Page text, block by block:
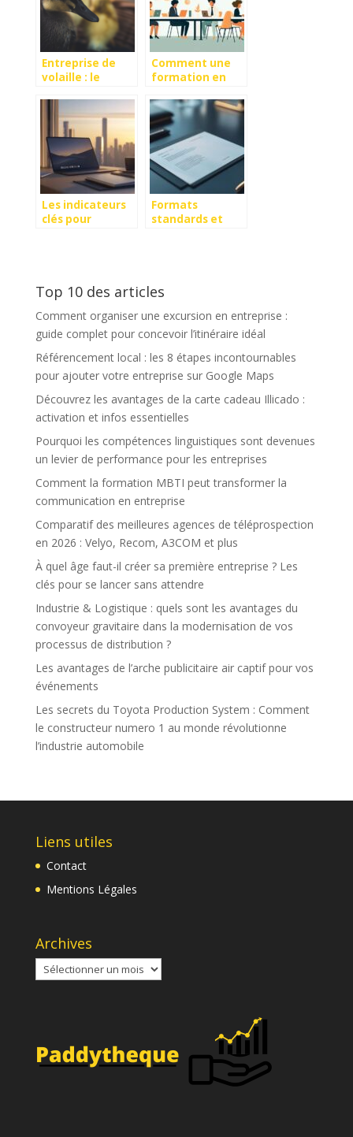
Entreprise de
volaille : le
l’aviculteur a la
loupe !
Comment une
formation en
interpersonnelle
peut
transformer
votre leadership
Les indicateurs
clés pour
Formats
standards et
Top 10 des articles
Comment organiser une excursion en entreprise :
guide complet pour concevoir l’itinéraire idéal
Référencement local : les 8 étapes incontournables
pour ajouter votre entreprise sur Google Maps
Découvrez les avantages de la carte cadeau Illicado :
activation et infos essentielles
Pourquoi les compétences linguistiques sont devenues
un levier de performance pour les entreprises
Comment la formation MBTI peut transformer la
communication en entreprise
Comparatif des meilleures agences de téléprospection
en 2026 : Velyo, Recom, A3COM et plus
À quel âge faut-il créer sa première entreprise ? Les
clés pour se lancer sans attendre
Industrie & Logistique : quels sont les avantages du
convoyeur gravitaire dans la modernisation de vos
processus de distribution ?
Les avantages de l’arche publicitaire air captif pour vos
événements
Les secrets du Toyota Production System : Comment
le constructeur numero 1 au monde révolutionne
l’industrie automobile
Liens utiles
Contact
Mentions Légales
Archives
Archives